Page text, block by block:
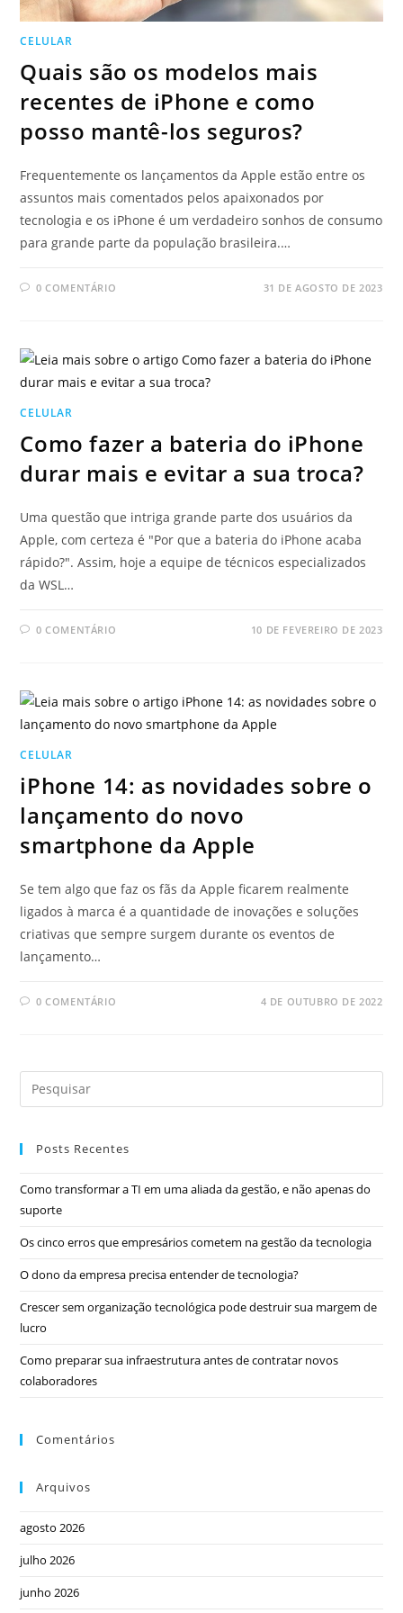
CELULAR
Quais são os modelos mais
recentes de iPhone e como
posso mantê-los seguros?
Frequentemente os lançamentos da Apple estão entre os
assuntos mais comentados pelos apaixonados por
tecnologia e os iPhone é um verdadeiro sonhos de consumo
para grande parte da população brasileira.…
0 COMENTÁRIO 31 DE AGOSTO DE 2023
CELULAR
Como fazer a bateria do iPhone
durar mais e evitar a sua troca?
Uma questão que intriga grande parte dos usuários da
Apple, com certeza é "Por que a bateria do iPhone acaba
rápido?". Assim, hoje a equipe de técnicos especializados
da WSL…
0 COMENTÁRIO 10 DE FEVEREIRO DE 2023
CELULAR
iPhone 14: as novidades sobre o
lançamento do novo
smartphone da Apple
Se tem algo que faz os fãs da Apple ficarem realmente
ligados à marca é a quantidade de inovações e soluções
criativas que sempre surgem durante os eventos de
lançamento…
0 COMENTÁRIO 4 DE OUTUBRO DE 2022
Posts Recentes
Como transformar a TI em uma aliada da gestão, e não apenas do
suporte
Os cinco erros que empresários cometem na gestão da tecnologia
O dono da empresa precisa entender de tecnologia?
Crescer sem organização tecnológica pode destruir sua margem de
lucro
Como preparar sua infraestrutura antes de contratar novos
colaboradores
Comentários
Arquivos
agosto 2026
julho 2026
junho 2026